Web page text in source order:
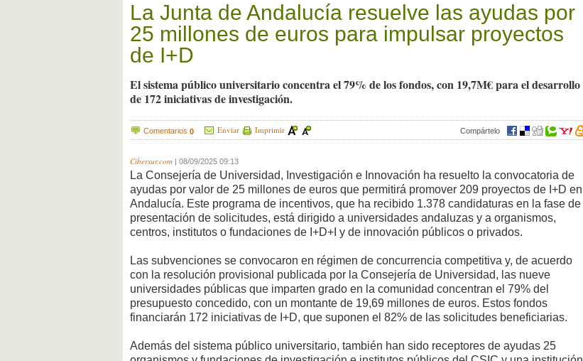
La Junta de Andalucía resuelve las ayudas por
25 millones de euros para impulsar proyectos
de I+D
El sistema público universitario concentra el 79% de los fondos, con 19,7M€ para el desarrollo
de 172 iniciativas de investigación.
Comentarios 0 Enviar Imprimir Compártelo
Cibersur.com 08/09/2025 09:13
La Consejería de Universidad, Investigación e Innovación ha resuelto la convocatoria de
ayudas por valor de 25 millones de euros que permitirá promover 209 proyectos de I+D en
Andalucía. Este programa de incentivos, que ha recibido 1.378 candidaturas en la fase de
presentación de solicitudes, está dirigido a universidades andaluzas y a organismos,
centros, institutos o fundaciones de I+D+I y de innovación públicos o privados.
Las subvenciones se convocaron en régimen de concurrencia competitiva y, de acuerdo
con la resolución provisional publicada por la Consejería de Universidad, las nueve
universidades públicas que imparten grado en la comunidad concentran el 79% del
presupuesto concedido, con un montante de 19,69 millones de euros. Estos fondos
financiarán 172 iniciativas de I+D, que suponen el 82% de las solicitudes beneficiarias.
Además del sistema público universitario, también han sido receptores de ayudas 25